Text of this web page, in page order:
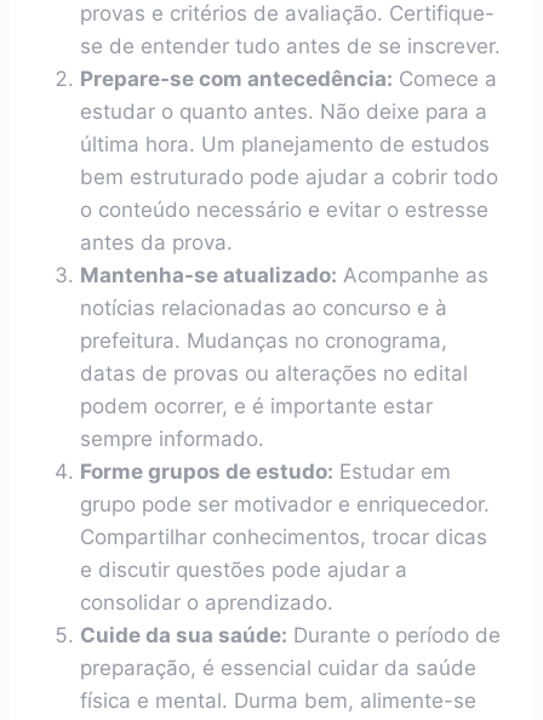
provas e critérios de avaliação. Certifique-
se de entender tudo antes de se inscrever.
Prepare-se com antecedência: Comece a
estudar o quanto antes. Não deixe para a
última hora. Um planejamento de estudos
bem estruturado pode ajudar a cobrir todo
o conteúdo necessário e evitar o estresse
antes da prova.
Mantenha-se atualizado: Acompanhe as
notícias relacionadas ao concurso e à
prefeitura. Mudanças no cronograma,
datas de provas ou alterações no edital
podem ocorrer, e é importante estar
sempre informado.
Forme grupos de estudo: Estudar em
grupo pode ser motivador e enriquecedor.
Compartilhar conhecimentos, trocar dicas
e discutir questões pode ajudar a
consolidar o aprendizado.
Cuide da sua saúde: Durante o período de
preparação, é essencial cuidar da saúde
física e mental. Durma bem, alimente-se